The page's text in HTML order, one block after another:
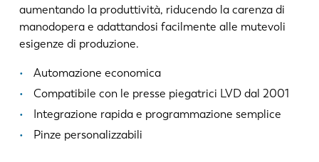
aumentando la produttività, riducendo la carenza di
manodopera e adattandosi facilmente alle mutevoli
esigenze di produzione.
Automazione economica
Compatibile con le presse piegatrici LVD dal 2001
Integrazione rapida e programmazione semplice
Pinze personalizzabili
SERVIZIO CLIENTI
SU LVD
Notizie
Scopri LVD
Storie di clienti
Eventi